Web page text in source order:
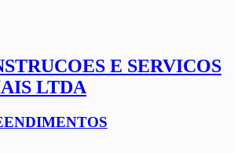
E SERVICOS
LTDA